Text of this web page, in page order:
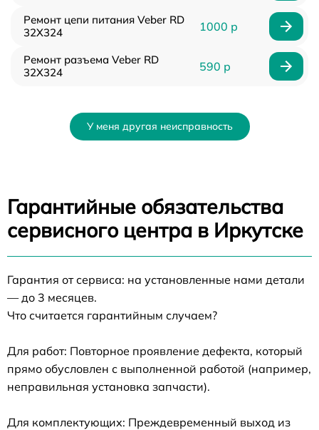
Ремонт цепи питания Veber RD
32X324
1000 р
Ремонт разъема Veber RD
32X324
590 р
У меня другая неисправность
Гарантийные обязательства
сервисного центра в Иркутске
Гарантия от сервиса: на установленные нами детали
— до 3 месяцев.
Что считается гарантийным случаем?
Для работ: Повторное проявление дефекта, который
прямо обусловлен с выполненной работой (например,
неправильная установка запчасти).
Для комплектующих: Преждевременный выход из